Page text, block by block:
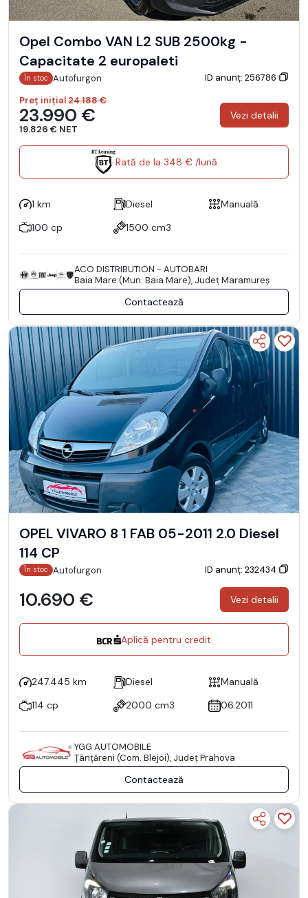
Opel Combo VAN L2 SUB 2500kg -
Capacitate 2 europaleti
În stoc Autofurgon
ID anunț: 256786
Preț inițial24.188 €
23.990 €
19.826 € NET
Vezi detalii
Rată de la 348 € /lună
1 km Diesel
Manuală
100 cp
1500 cm3
ACO DISTRIBUTION - AUTOBARI
Baia Mare (Mun. Baia Mare), Județ Maramureş
Contactează
OPEL VIVARO 8 1 FAB 05-2011 2.0 Diesel
114 CP
În stoc Autofurgon ID anunț: 232434
10.690 € Vezi detalii
Aplică pentru credit
247.445 km Diesel
Manuală
114 cp
2000 cm3 06.2011
YGG AUTOMOBILE
Ţânţăreni (Com. Blejoi), Județ Prahova
Contactează